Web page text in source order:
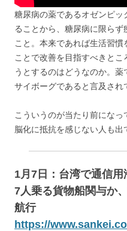
糖尿病の薬であるオゼンピ
ることから、糖尿病に限ら
こと。本来であれば生活習
ことで改善を目指すべきと
うとするのはどうなのか。
サイボーグであると言及され
こういうのが当たり前にな
脳化に抵抗を感じない人も出
1月7日：台湾で通信
7人乗る貨物船関与か
航行
https://